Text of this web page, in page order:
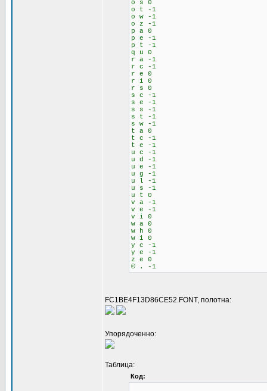
o s 0
o t -1
o w -1
o z -1
p a 0
p e -1
p t -1
q u 0
r a -1
r c -1
r e 0
r i 0
r s 0
s c -1
s e -1
s s -1
s t -1
s w -1
t a 0
t c -1
t e -1
u c -1
u d -1
u e -1
u g -1
u l -1
u s -1
u t 0
v a -1
v e -1
v i 0
w a 0
w h 0
w i 0
y c -1
y e -1
z e 0
© . -1
FC1BE4F13D86CE52.FONT, полотна:
Упорядоченно:
Таблица:
Код: